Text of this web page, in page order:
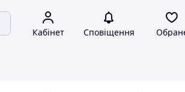
Кабінет Сповіщення